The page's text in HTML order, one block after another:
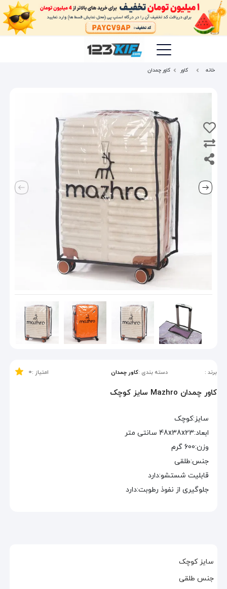
خانه کاور کاور چمدان
برند : دسته بندی :کاور چمدان امتیاز :0
کاور چمدان Mazhro سایز کوچک
سایز:کوچک
ابعاد:48x38x23 سانتی متر
وزن:600 گرم
جنس:طلقی
قابلیت شستشو:دارد
جلوگیری از نفوذ رطوبت:دارد
سایز کوچک
جنس طلقی